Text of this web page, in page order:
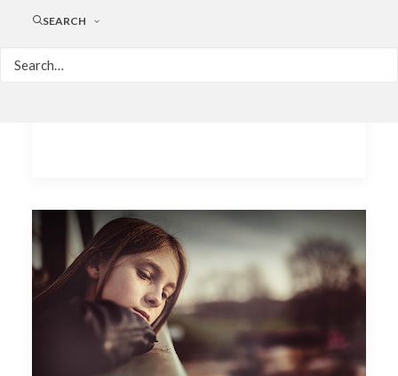
SEARCHDepressão altera